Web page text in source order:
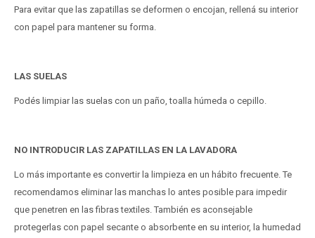
Para evitar que las zapatillas se deformen o encojan, rellená su interior
con papel para mantener su forma.
LAS SUELAS
Podés limpiar las suelas con un paño, toalla húmeda o cepillo.
NO INTRODUCIR LAS ZAPATILLAS EN LA LAVADORA
Lo más importante es convertir la limpieza en un hábito frecuente. Te
recomendamos eliminar las manchas lo antes posible para impedir
que penetren en las fibras textiles. También es aconsejable
protegerlas con papel secante o absorbente en su interior, la humedad